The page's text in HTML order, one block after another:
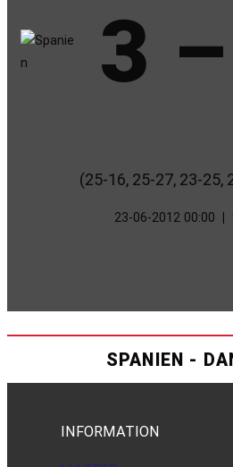
3
(25-16, 25-27, 23-25,
23-06-2012 00:00
SPANIEN -
INFORMATION